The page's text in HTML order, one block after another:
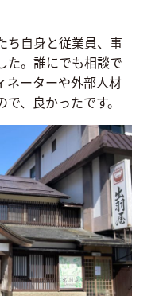
ち自身と従業員、事
た。誰にでも相談で
ネーターや外部人材
、良かったです。